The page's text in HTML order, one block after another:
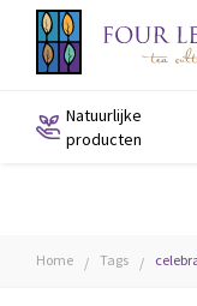
Natuurlijke
producten
Home / Tags /